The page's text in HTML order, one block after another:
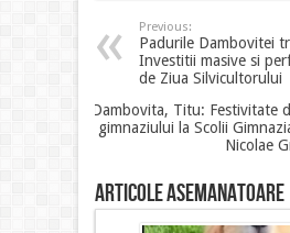
Previous:
Padurile Dambovitei
Investitii masive si
de Ziua Silvicultorului
Dambovita, Titu: Festivitate
gimnaziului la Scolii
Nicolae
Articole asemanatoare